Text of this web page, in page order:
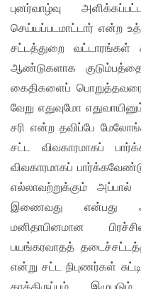
புனர்வாழ்வு
செய்யப்படமாட்டார் என்ற
சட்டத்துறை வட்டாரங்கள்
ஆண்டுகளாக
கைதிகளைப்
வேறு எதுவுமோ
சரி என்ற தவிப்பே
சட்ட விவகாரமாகப்
விவகாரமாகப்
எல்லாவற்றுக்கும்
இணைவது என்பது
மனிதாபினமான
பயங்கரவாதத்
என்று சட்ட நிபுணர்கள்